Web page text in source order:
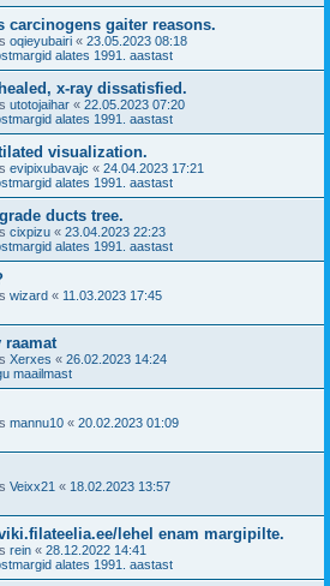
carcinogens gaiter reasons.
oqieyubairi « 23.05.2023 08:18
alates 1991. aastast
x-ray dissatisfied.
utotojaihar « 22.05.2023 07:20
alates 1991. aastast
visualization.
evipixubavajc « 24.04.2023 17:21
alates 1991. aastast
ducts tree.
cixpizu « 23.04.2023 22:23
alates 1991. aastast
wizard « 11.03.2023 17:45
Xerxes « 26.02.2023 14:24
maailmast
mannu10 « 20.02.2023 01:09
Veixx21 « 18.02.2023 13:57
lehel enam margipilte.
rein « 28.12.2022 14:41
alates 1991. aastast